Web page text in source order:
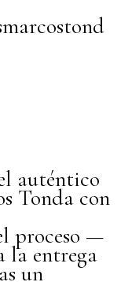
auténtico
Tonda con
proceso —
la entrega
un